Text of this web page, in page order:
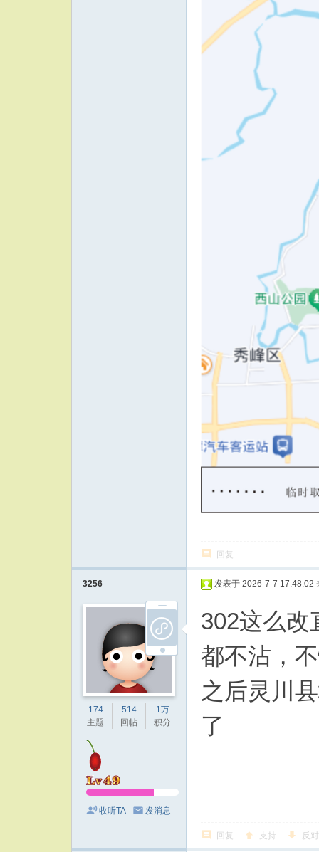
回复
3256
174
主题
514
回帖
1万
积分
收听TA 发消息
发表于 2026-7-7 17:48:02
302这么改
都不沾，
之后灵川
了
回复 支持 反对